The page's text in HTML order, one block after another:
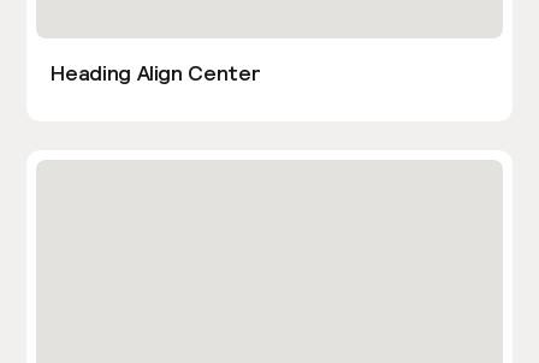
Heading Align Center